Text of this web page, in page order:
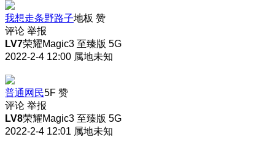
我想走条野路子地板 赞
评论 举报
LV7荣耀Magic3 至臻版 5G
2022-2-4 12:00 属地未知
普通网民5F 赞
评论 举报
LV8荣耀Magic3 至臻版 5G
2022-2-4 12:01 属地未知